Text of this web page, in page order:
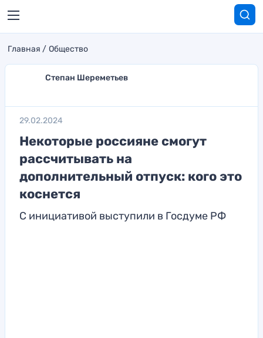
Главная Общество
Степан Шереметьев
29.02.2024
Некоторые россияне смогут
рассчитывать на
дополнительный отпуск: кого это
коснется
С инициативой выступили в Госдуме РФ